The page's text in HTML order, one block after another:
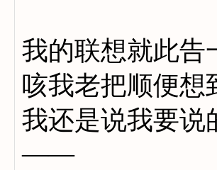
我的联想就此告
咳我老把顺便想
我还是说我要说
——